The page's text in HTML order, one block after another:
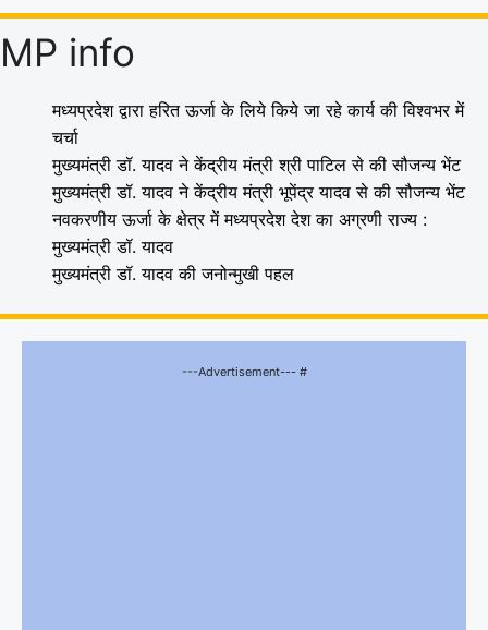
MP info
मध्यप्रदेश द्वारा हरित ऊर्जा के लिये किये जा रहे कार्य की विश्वभर में
चर्चा
मुख्यमंत्री डॉ. यादव ने केंद्रीय मंत्री श्री पाटिल से की सौजन्य भेंट
मुख्यमंत्री डॉ. यादव ने केंद्रीय मंत्री भूपेंद्र यादव से की सौजन्य भेंट
नवकरणीय ऊर्जा के क्षेत्र में मध्यप्रदेश देश का अग्रणी राज्य :
मुख्यमंत्री डॉ. यादव
मुख्यमंत्री डॉ. यादव की जनोन्मुखी पहल
---Advertisement--- #